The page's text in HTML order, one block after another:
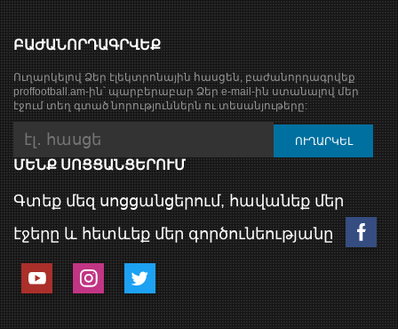
ԲԱԺԱՆՈՐԴԱԳՐՎԵՔ
Ուղարկելով Ձեր էլեկտրոնային հասցեն, բաժանորդագրվեք
proffootball.am-ին՝ պարբերաբար Ձեր e-mail-ին ստանալով մեր
էջում տեղ գտած նորություններն ու տեսանյութերը:
ՄԵՆՔ ՍՈՑՑԱՆՑԵՐՈՒՄ
Գտեք մեզ սոցցանցերում, հավանեք մեր
էջերը և հետևեք մեր գործունեությանը